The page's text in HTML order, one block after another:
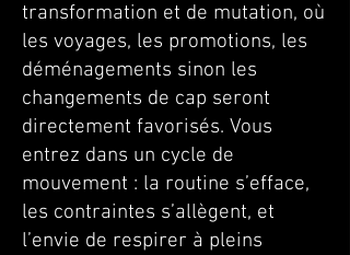
transformation et de mutation, où
les voyages, les promotions, les
déménagements sinon les
changements de cap seront
directement favorisés. Vous
entrez dans un cycle de
mouvement : la routine s’efface,
les contraintes s’allègent, et
l’envie de respirer à pleins